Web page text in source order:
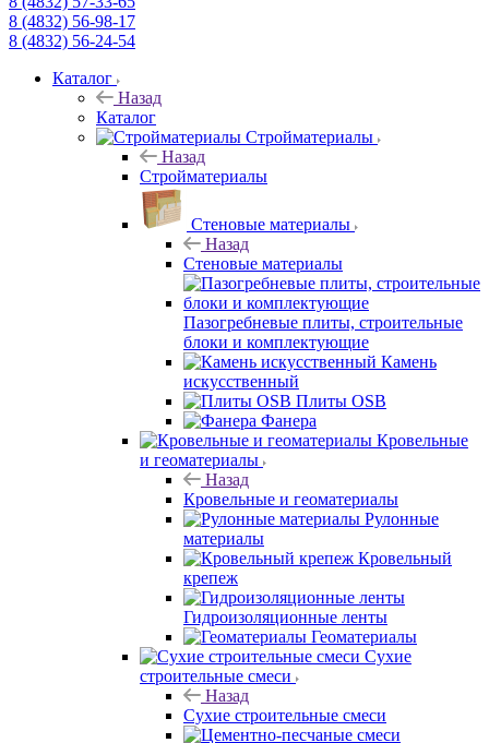
8 (4832) 56-98-17
8 (4832) 56-24-54
Каталог
Назад
Каталог
Стройматериалы
Назад
Стройматериалы
Стеновые материалы
Назад
Стеновые материалы
Пазогребневые плиты, строительные
блоки и комплектующие
Камень
искусственный
Плиты OSB
Фанера
Кровельные
и геоматериалы
Назад
Кровельные и геоматериалы
Рулонные
материалы
Кровельный
крепеж
Гидроизоляционные ленты
Геоматериалы
Сухие
строительные смеси
Назад
Сухие строительные смеси